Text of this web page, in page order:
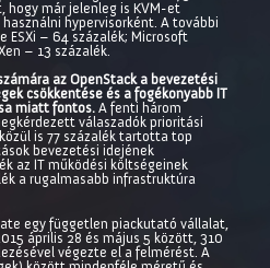
hogy már jelenleg is KVM-et
hypervisorként. A további
ESXi – 64 százalék; Microsoft
– 13 százalék.
az OpenStack a bevezetési
csökkentése és a fogékonyabb IT
miatt fontos.A fenti három
válaszadók prioritási
is 77 százalék tartotta top
bevezetési idejének
az IT működési költségeinek
a rugalmasabb infrastruktúra
egy független piackutató vállalat,
április 28 és május 5 között, 310
végezte el a felmérést. A